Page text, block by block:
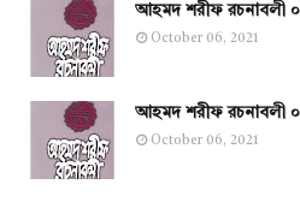
আহমদ শরীফ রচনাবলী
October 06, 2021
আহমদ শরীফ রচনাবলী
October 06, 2021